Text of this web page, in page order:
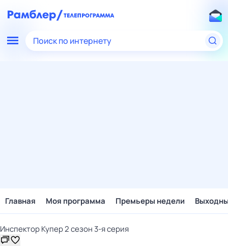
Поиск по интернету
Главная Моя программа Премьеры недели
Инспектор Купер 2 сезон 3-я серия